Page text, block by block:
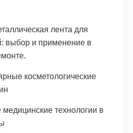
лента для
выбор и применение в
косметологические
технологии в